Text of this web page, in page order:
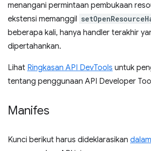
menangani permintaan pembukaan
ekstensi memanggil
beberapa kali, hanya handler terakhir
dipertahankan.
Lihat Ringkasan API DevTools untuk
tentang penggunaan API Developer
Manifes
Kunci berikut harus dideklarasikan